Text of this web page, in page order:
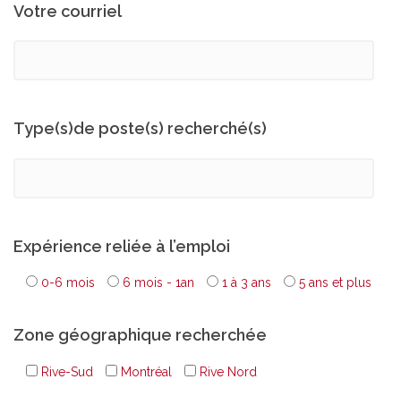
Votre courriel
Type(s)de poste(s) recherché(s)
Expérience reliée à l’emploi
0-6 mois 6 mois - 1an 1 à 3 ans 5 ans et plus
Zone géographique recherchée
Rive-Sud Montréal Rive Nord